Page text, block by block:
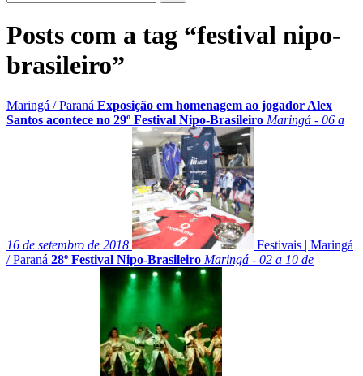
Posts com a tag “festival nipo-
brasileiro”
Maringá /Paraná Exposição em homenagem ao jogador Alex
Santos acontece no 29º Festival Nipo-Brasileiro Maringá - 06 a
16 de setembro de 2018 Festivais | Maringá
/Paraná 28º Festival Nipo-Brasileiro Maringá - 02 a 10 de